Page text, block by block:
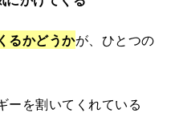
るかどうかが、ひとつの
ーを割いてくれている